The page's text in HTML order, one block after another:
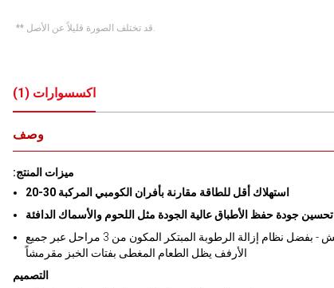
** قد تختلف الصورة قليلاً عن الأصل.
اكسسوارات (
1
)
وصف
:ميزات المنتج
20-30 استهلاك أقل للطاقة مقارنة بأفران الكومبي المركبة
تحسين جودة حفظ الأطباق عالية الجودة مثل اللحوم والأسماك الدافئة
طعام مقرمش - بفضل نظام إزالة الرطوبة المبتكر المكون من 3 مراحل عبر جميع
الأرفف يظل الطعام المغطى بفتات الخبز مقرمشاً
التصميم